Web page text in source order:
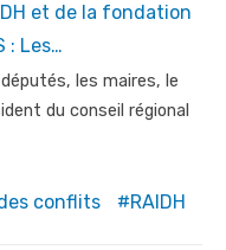
et de la fondation
: Les…
les maires, le
du conseil régional
conflits RAIDH